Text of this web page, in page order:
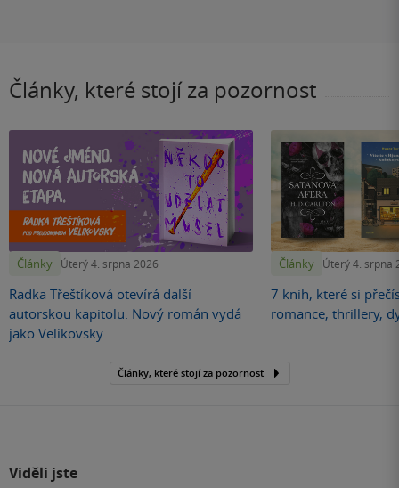
Články, které stojí za pozornost
Články Úterý 4. srpna 2026
Radka Třeštíková otevírá další
autorskou kapitolu. Nový román vydá
jako Velikovsky
Články Úterý 4. srpna
7 knih, které si
romance, thrillery,
Články, které stojí za pozornost
Viděli jste